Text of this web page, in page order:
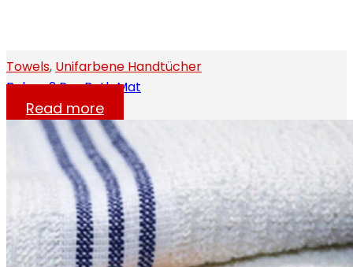
Towels, Unifarbene Handtücher
Belem 2 Pcs Bath Mat
Read more